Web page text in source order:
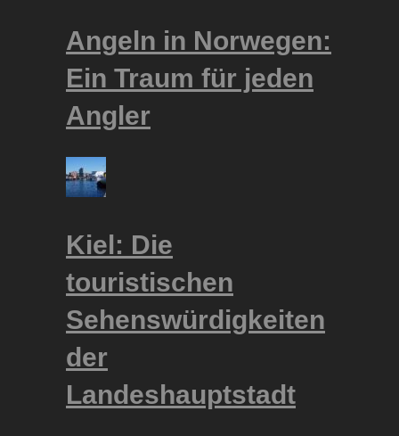
Angeln in Norwegen:
Ein Traum für jeden
Angler
Kiel: Die
touristischen
Sehenswürdigkeiten
der
Landeshauptstadt